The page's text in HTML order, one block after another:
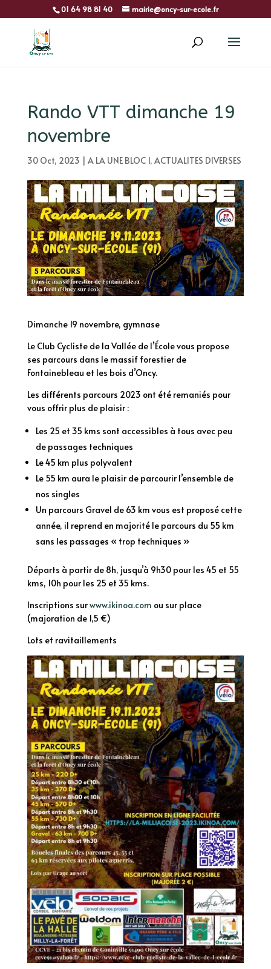
01 64 98 81 40 mairie@oncy-sur-ecole.fr
Rando VTT dimanche 19
novembre
30 Oct, 2023 | A LA UNE BLOC 1, ACTUALITES DIVERSES
Dimanche 19 novembre, gymnase
Le Club Cycliste de la Vallée de l’École vous propose
ses parcours dans le massif forestier de
Fontainebleau et les bois d’Oncy.
Les différents parcours 2023 ont été remaniés pour
vous offrir plus de plaisir :
Les 25 et 35 kms sont accessibles à tous avec peu
de passages techniques
Le 45 km plus polyvalent
Le 55 km aura le plaisir de parcourir l’ensemble de
nos singles
Un parcours Gravel de 63 km vous est proposé cette
année, il reprend en majorité le parcours du 55 km
sans les passages « trop techniques »
Départs à partir de 8h, jusqu’à 9h30 pour les 45 et 55
kms, 10h pour les 25 et 35 kms.
Inscriptions surwww.ikinoa.com ou sur place
(majoration de 1,5 €)
Lots et ravitaillements